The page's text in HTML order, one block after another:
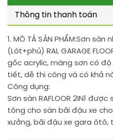
Thông tin thanh toán
1. MÔ TẢ SẢN PHẨM:Sơn sàn
(Lót+phủ) RAL GARAGE
gốc acrylic, màng sơn có
tiết, dễ thi công và có khả
Công dụng:
Sơn sàn RAFLOOR 2IN1
tông cho sàn bãi đậu xe
xưởng, bãi đậu xe gara